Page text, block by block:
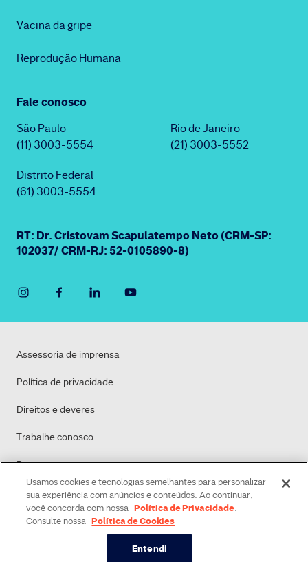
Vacina da gripe
Reprodução Humana
Fale conosco
São Paulo
(11) 3003-5554
Rio de Janeiro
(21) 3003-5552
Distrito Federal
(61) 3003-5554
RT: Dr. Cristovam Scapulatempo Neto (CRM-SP:
102037/ CRM-RJ: 52-0105890-8)
Assessoria de imprensa
Política de privacidade
Direitos e deveres
Trabalhe conosco
Dasa
Política de Cookies
Usamos cookies e tecnologias semelhantes para personalizar
sua experiência com anúncios e conteúdos. Ao continuar,
você concorda com nossa Política de Privacidade.
Consulte nossa Política de Cookies
Entendi